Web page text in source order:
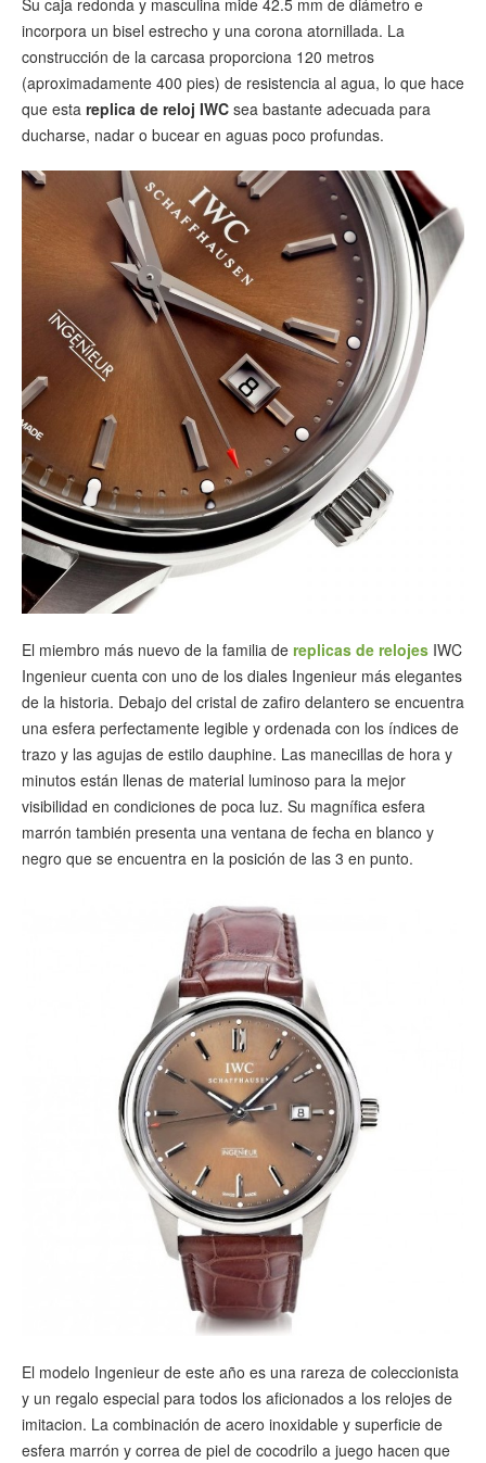
Su caja redonda y masculina mide 42.5 mm de diámetro e
incorpora un bisel estrecho y una corona atornillada. La
construcción de la carcasa proporciona 120 metros
(aproximadamente 400 pies) de resistencia al agua, lo que hace
que esta replica de reloj IWC sea bastante adecuada para
ducharse, nadar o bucear en aguas poco profundas.
El miembro más nuevo de la familia de replicas de relojes IWC
Ingenieur cuenta con uno de los diales Ingenieur más elegantes
de la historia. Debajo del cristal de zafiro delantero se encuentra
una esfera perfectamente legible y ordenada con los índices de
trazo y las agujas de estilo dauphine. Las manecillas de hora y
minutos están llenas de material luminoso para la mejor
visibilidad en condiciones de poca luz. Su magnífica esfera
marrón también presenta una ventana de fecha en blanco y
negro que se encuentra en la posición de las 3 en punto.
El modelo Ingenieur de este año es una rareza de coleccionista
y un regalo especial para todos los aficionados a los relojes de
imitacion. La combinación de acero inoxidable y superficie de
esfera marrón y correa de piel de cocodrilo a juego hacen que